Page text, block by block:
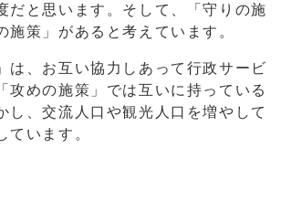
だと思います。そして、「守りの施
施策」があると考えています。
は、お互い協力しあって行政サービ
攻めの施策」では互いに持っている
し、交流人口や観光人口を増やして
ています。